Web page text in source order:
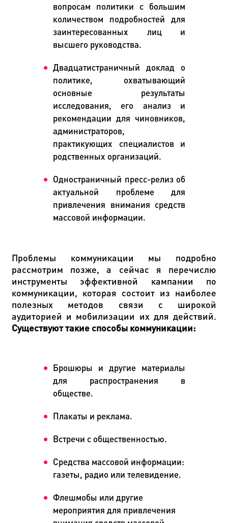
вопросам политики с большим
количеством подробностей для
заинтересованных лиц и
высшего руководства.
Двадцатистраничный доклад о
политике, охватывающий
основные результаты
исследования, его анализ и
рекомендации для чиновников,
администраторов,
практикующих специалистов и
родственных организаций.
Одностраничный пресс-релиз об
актуальной проблеме для
привлечения внимания средств
массовой информации.
Проблемы коммуникации мы подробно
рассмотрим позже, а сейчас я перечислю
инструменты эффективной кампании по
коммуникации, которая состоит из наиболее
полезных методов связи с широкой
аудиторией и мобилизации их для действий.
Существуют такие способы коммуникации:
Брошюры и другие материалы
для распространения в
обществе.
Плакаты и реклама.
Встречи с общественностью.
Средства массовой информации:
газеты, радио или телевидение.
Флешмобы или другие
мероприятия для привлечения